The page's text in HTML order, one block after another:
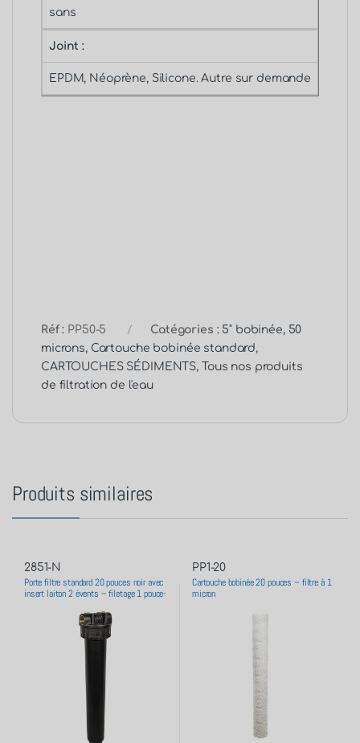
sans
Joint :
EPDM, Néoprène, Silicone. Autre sur demande
Réf : PP50-5 Catégories : 5" bobinée, 50
microns, Cartouche bobinée standard,
CARTOUCHES SÉDIMENTS,
Tous nos produits
de filtration de l'eau
Produits similaires
2851-N
Porte filtre standard 20 pouces noir avec
insert laiton 2 évents – filetage 1 pouce-
PP1-20
Cartouche bobinée 20 pouces – filtre à 1
micron